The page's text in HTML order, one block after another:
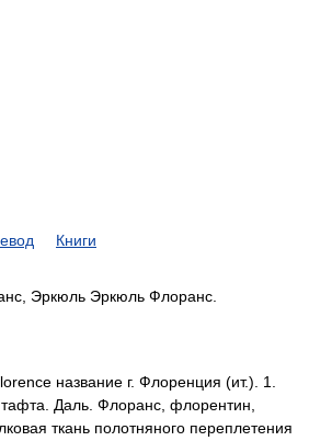
Книги
Эркюль Эркюль Флоранс.
название г. Флоренция (ит.). 1.
Даль. Флоранс, флорентин,
ткань полотняного переплетения